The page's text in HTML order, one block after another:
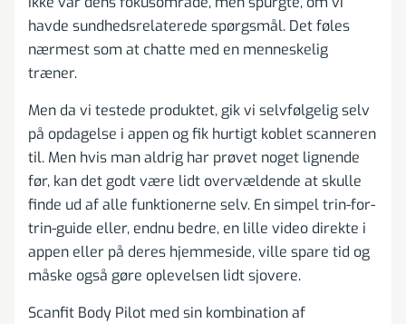
havde sundhedsrelaterede spørgsmål. Det føles
nærmest som at chatte med en menneskelig
træner.
Men da vi testede produktet, gik vi selvfølgelig selv
på opdagelse i appen og fik hurtigt koblet scanneren
til. Men hvis man aldrig har prøvet noget lignende
før, kan det godt være lidt overvældende at skulle
finde ud af alle funktionerne selv. En simpel trin-for-
trin-guide eller, endnu bedre, en lille video direkte i
appen eller på deres hjemmeside, ville spare tid og
måske også gøre oplevelsen lidt sjovere.
Scanfit Body Pilot med sin kombination af